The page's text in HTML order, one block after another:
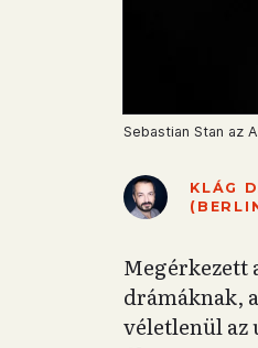
Sebastian Stan az
KLÁG
Megérkezett
drámáknak,
véletlenül az